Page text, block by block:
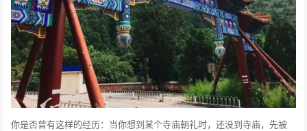
你是否曾有这样的经历：当你想到某个寺庙朝礼时，还没到寺庙，先被